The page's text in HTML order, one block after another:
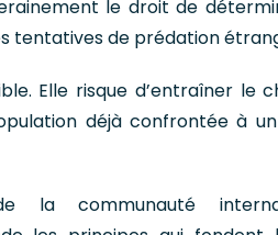
le droit de
tentatives de prédation
Elle risque d’entraîner le
déjà confrontée à
communauté